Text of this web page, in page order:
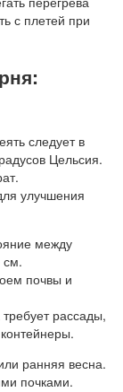
с плетей при
следует в
Цельсия.
улучшения
между
см.
почвы и
рассады,
ранняя весна.
почками.